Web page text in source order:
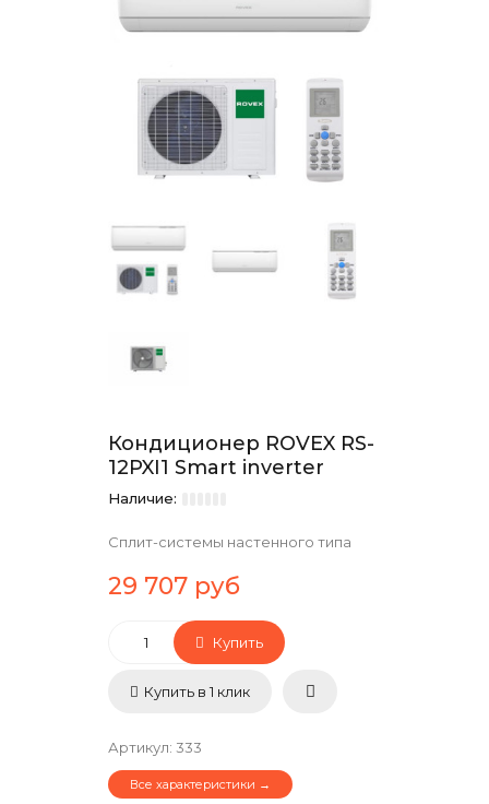
Кондиционер ROVEX RS-
12PXI1 Smart inverter
Наличие:
Сплит-системы настенного типа
29 707 руб
Купить
Купить в 1 клик
Артикул: 333
Все характеристики →